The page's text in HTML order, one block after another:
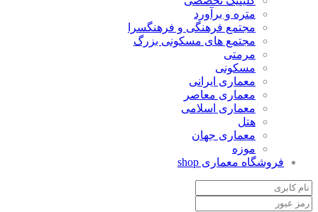
متره و برآورد
مجتمع فرهنگی و فرهنگسرا
مجتمع های مسکونی بزرگ
مرمتی
مسکونی
معماری ایرانی
معماری معاصر
معماری اسلامی
هتل
معماری جهان
موزه
فروشگاه معماری shop